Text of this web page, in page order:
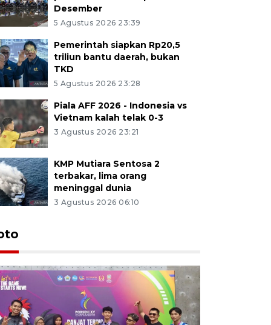
Desember
5 Agustus 2026 23:39
Pemerintah siapkan Rp20,5
triliun bantu daerah, bukan
TKD
5 Agustus 2026 23:28
Piala AFF 2026 - Indonesia vs
Vietnam kalah telak 0-3
3 Agustus 2026 23:21
KMP Mutiara Sentosa 2
terbakar, lima orang
meninggal dunia
3 Agustus 2026 06:10